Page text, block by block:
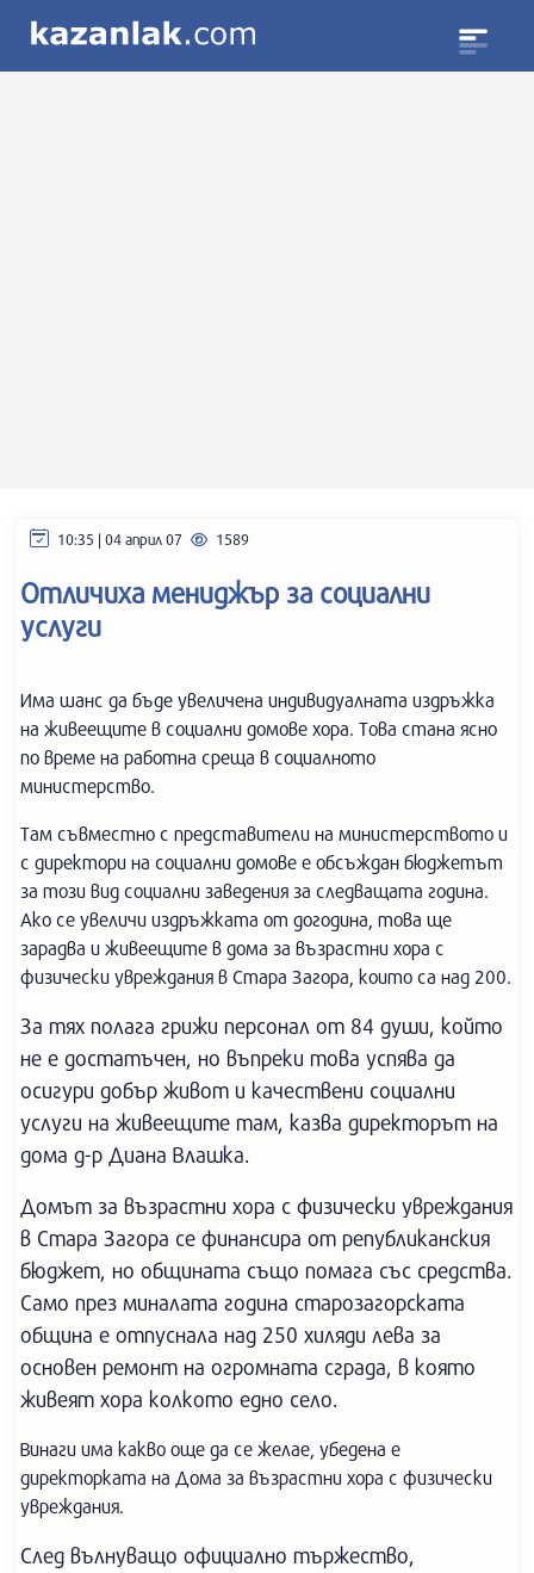
10:35 | 04 април 07 1589
Отличиха мениджър за социални
услуги
Има шанс да бъде увеличена индивидуалната издръжка
на живеещите в социални домове хора. Това стана ясно
по време на работна среща в социалното
министерство.
Там съвместно с представители на министерството и
с директори на социални домове е обсъждан бюджетът
за този вид социални заведения за следващата година.
Ако се увеличи издръжката от догодина, това ще
зарадва и живеещите в дома за възрастни хора с
физически увреждания в Стара Загора, които са над 200.
За тях полага грижи персонал от 84 души, който
не е достатъчен, но въпреки това успява да
осигури добър живот и качествени социални
услуги на живеещите там, казва директорът на
дома д-р Диана Влашка.
Домът за възрастни хора с физически увреждания
в Стара Загора се финансира от републиканския
бюджет, но общината също помага със средства.
Само през миналата година старозагорската
община е отпуснала над 250 хиляди лева за
основен ремонт на огромната сграда, в която
живеят хора колкото едно село.
Винаги има какво още да се желае, убедена е
директорката на Дома за възрастни хора с физически
увреждания.
След вълнуващо официално тържество,